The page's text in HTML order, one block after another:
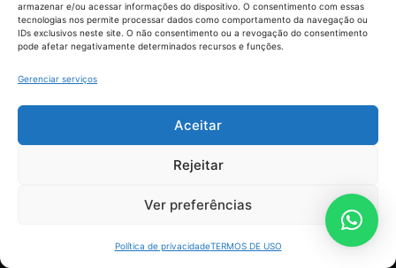
armazenar e/ou acessar informações do dispositivo. O consentimento com essas
tecnologias nos permite processar dados como comportamento da navegação ou
IDs exclusivos neste site. O não consentimento ou a revogação do consentimento
pode afetar negativamente determinados recursos e funções.
Gerenciar serviços
Aceitar
Rejeitar
Ver preferências
Política de privacidadeTERMOS DE USO
União dos Auditores Federais de Controle Externo -
AUDITAR
Setor de Administração Federal Sul (SAF/Sul), Qd. 04, Lt. 01
Tribunal de Contas da União (TCU), Subsolo, Sala S04
Termos de uso
AUDITAR todos os direitos reservados - 2026 |Fábrica de Código